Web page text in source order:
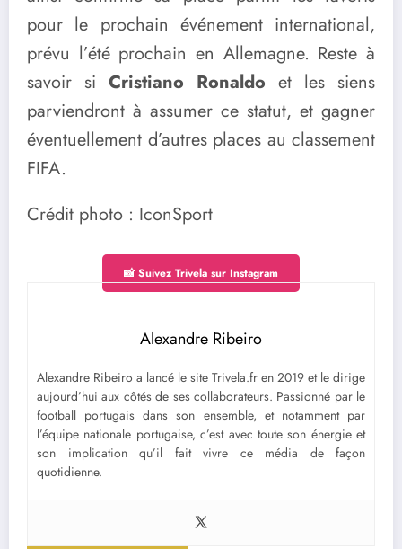
pour le prochain événement international,
prévu l’été prochain en Allemagne. Reste à
savoir si Cristiano Ronaldo et les siens
parviendront à assumer ce statut, et gagner
éventuellement d’autres places au classement
FIFA.
Crédit photo : IconSport
📸 Suivez Trivela sur Instagram
Alexandre Ribeiro
Alexandre Ribeiro a lancé le site Trivela.fr en 2019 et le dirige
aujourd’hui aux côtés de ses collaborateurs. Passionné par le
football portugais dans son ensemble, et notamment par
l’équipe nationale portugaise, c’est avec toute son énergie et
son implication qu’il fait vivre ce média de façon
quotidienne.